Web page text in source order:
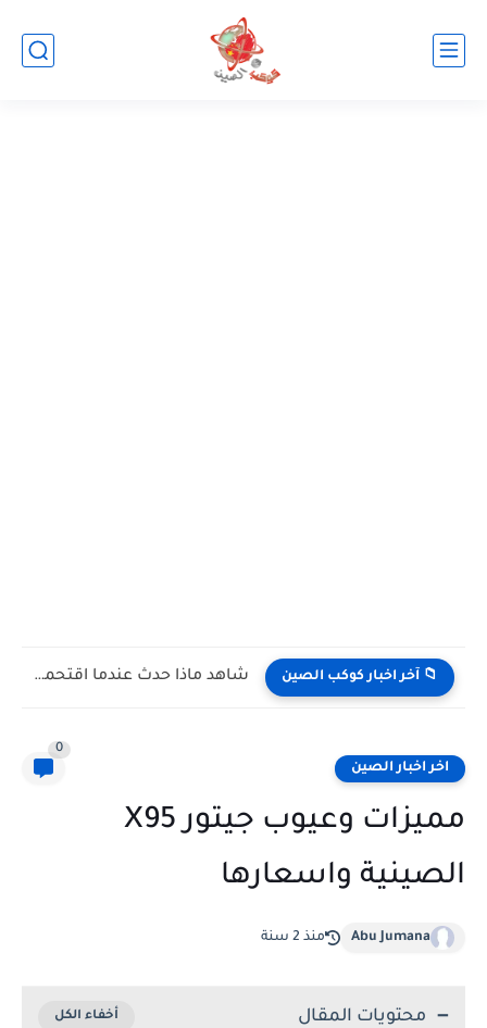
📁 آخر اخبار كوكب الصين شاهد كيف يتغلب النمس على الكوبرا في مواجهة تعتمد على...
اخر اخبار الصين
0
مميزات وعيوب جيتور X95
الصينية واسعارها
Abu Jumana منذ 2 سنة
محتويات المقال